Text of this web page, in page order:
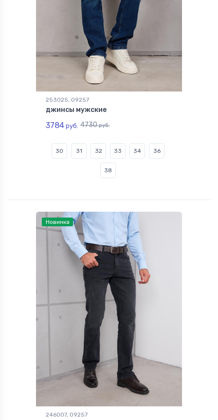
253025, 09257
джинсы мужские
3784 руб. 4730руб.
30 31 32 33 34 36
38
Новинка
246007, 09257